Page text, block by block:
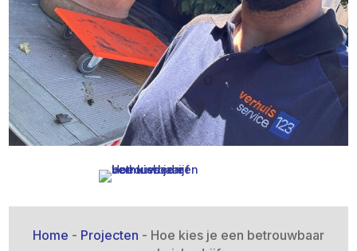
Home - Projecten - Hoe kies je een betrouwbaar